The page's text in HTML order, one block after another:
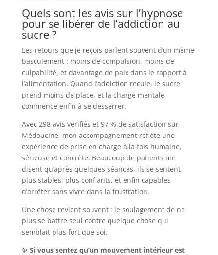
Quels sont les avis sur l’hypnose
pour se libérer de l’addiction au
sucre ?
Les retours que je reçois parlent souvent d’un même
basculement : moins de compulsion, moins de
culpabilité, et davantage de paix dans le rapport à
l’alimentation. Quand l’addiction recule, le sucre
prend moins de place, et la charge mentale
commence enfin à se desserrer.
Avec 298 avis vérifiés et 97 % de satisfaction sur
Médoucine, mon accompagnement reflète une
expérience de prise en charge à la fois humaine,
sérieuse et concrète. Beaucoup de patients me
disent qu’après quelques séances, ils se sentent
plus stables, plus confiants, et enfin capables
d’arrêter sans vivre dans la frustration.
Une chose revient souvent : le soulagement de ne
plus se battre seul contre quelque chose qui
semblait plus fort que soi.
✨ Si vous sentez qu’un mouvement intérieur est